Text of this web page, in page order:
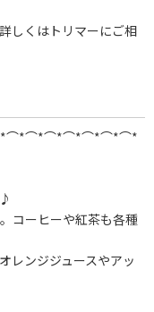
しくはトリマーにご相
コーヒーや紅茶も各種
レンジジュースやアッ